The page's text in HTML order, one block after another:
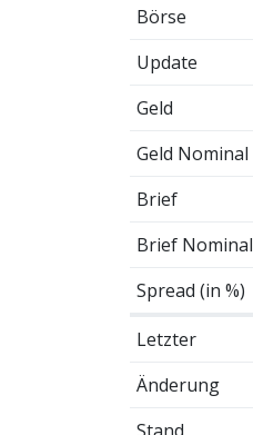
Börse
Update
Geld
Geld Nominal
Brief
Brief Nominal
Spread (in %)
Letzter
Änderung